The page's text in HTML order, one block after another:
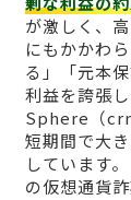
が激しく、
にもかかわ
る」「元本
利益を誇張
Sphere（
短期間で大
しています
の仮想通貨